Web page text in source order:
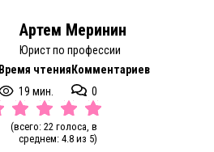
Артем Меринин
Юрист по профессии
Время чтения
19 мин.
Комментариев
0
(всего: 22 голоса, в
среднем: 4.8 из 5)